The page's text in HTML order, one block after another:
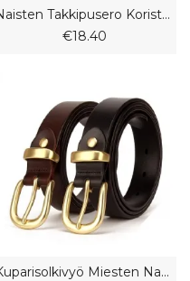
Naisten Takkipusero Koristeellinen Vyö Skinny Nuorisofarkut Nahkainen Solkivyö
€18.40
Kuparisolkivyö Miesten Nahkavyö Naisten Lehmännahkainen Solkifarkut